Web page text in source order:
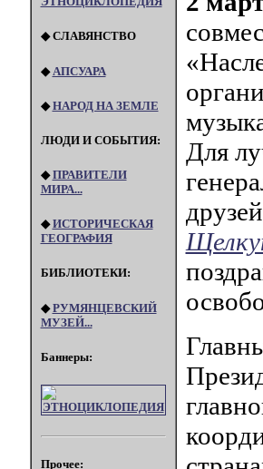
◆ СЛАВЯНСТВО
◆ АПСУАРА
◆НАРОД НА ЗЕМЛЕ
ЛЮДИ И СОБЫТИЯ:
◆ПРАВИТЕЛИ
МИРА...
◆ИСТОРИЧЕСКАЯ
ГЕОГРАФИЯ
БИБЛИОТЕКИ:
◆РУМЯНЦЕВСКИЙ
МУЗЕЙ...
Баннеры:
Прочее:
Для